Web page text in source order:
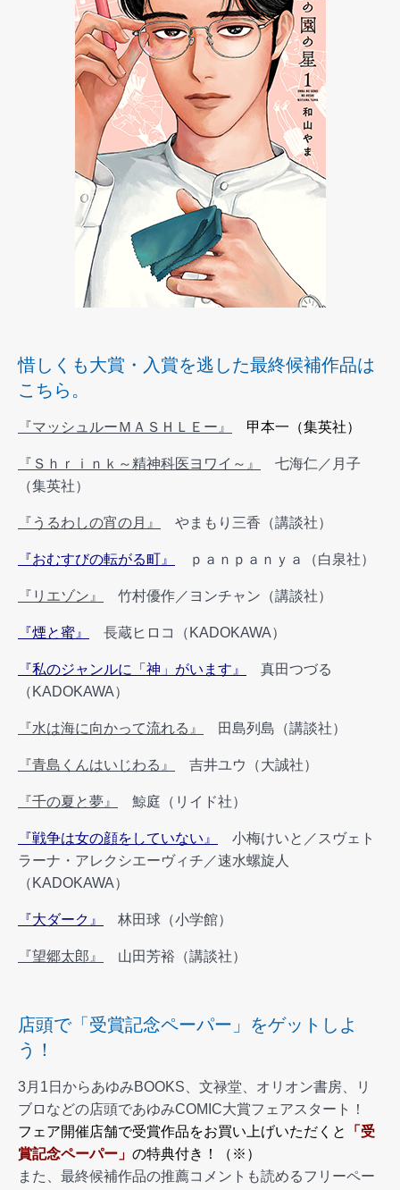
惜しくも大賞・入賞を逃した最終候補作品は
こちら。
『マッシュルーＭＡＳＨＬＥー』 甲本一（集英社）
『Ｓｈｒｉｎｋ～精神科医ヨワイ～』
七海仁／月子
（集英社）
『うるわしの宵の月』 やまもり三香（講談社）
『おむすびの転がる町』 ｐａｎｐａｎｙａ（白泉社）
『リエゾン』 竹村優作／ヨンチャン（講談社）
『煙と蜜』 長蔵ヒロコ（KADOKAWA）
『私のジャンルに「神」がいます』
真田つづる
（KADOKAWA）
『水は海に向かって流れる』 田島列島（講談社）
『青島くんはいじわる』 吉井ユウ（大誠社）
『千の夏と夢』 鯨庭（リイド社）
『戦争は女の顔をしていない』
小梅けいと／スヴェト
ラーナ・アレクシエーヴィチ／速水螺旋人
（KADOKAWA）
『大ダーク』 林田球（小学館）
『望郷太郎』 山田芳裕（講談社）
店頭で「受賞記念ペーパー」をゲットしよ
う！
3月1日からあゆみBOOKS、文禄堂、オリオン書房、リ
ブロなどの店頭であゆみCOMIC大賞フェアスタート！
フェア開催店舗で受賞作品をお買い上げいただくと
「受
賞記念ペーパー」 の特典付き！（※）
また、最終候補作品の推薦コメントも読めるフリーペー